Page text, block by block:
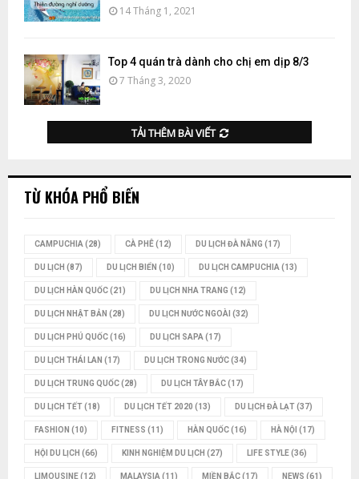
14 Tháng 1, 2021
Top 4 quán trà dành cho chị em dịp 8/3
7 Tháng 3, 2020
TẢI THÊM BÀI VIẾT
TỪ KHÓA PHỔ BIẾN
CAMPUCHIA (28) CÀ PHÊ(12) DU LỊCH ĐÀ NẴNG (17)
DU LỊCH (87) DU LỊCH BIỂN (10) DU LỊCH CAMPUCHIA (13)
DU LỊCH HÀN QUỐC(21) DU LỊCH NHA TRANG (12)
DU LỊCH NHẬT BẢN (28) DU LỊCH NƯỚC NGOÀI (32)
DU LỊCH PHÚ QUỐC(16) DU LỊCH SAPA (17)
DU LỊCH THÁI LAN (17) DU LỊCH TRONG NƯỚC(34)
DU LỊCH TRUNG QUỐC(28) DU LỊCH TÂY BẮC(17)
DU LỊCH TẾT(18) DU LỊCH TẾT 2020 (13) DU LỊCH ĐÀ LẠT(37)
FASHION (10) FITNESS (11) HÀN QUỐC(16) HÀ NỘI (17)
HỘI DU LỊCH (66) KINH NGHIỆM DU LỊCH (27) LIFE STYLE(36)
LIMOUSINE(12) MALAYSIA (11) MIỀN BẮC(17) NEWS (61)